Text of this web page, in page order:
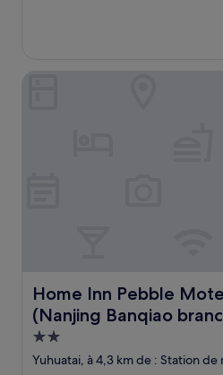
Home Inn Pebble
(Nanjing Banqiao
Home Inn Pebble Motel
Hébergement
2.0 étoiles
Yuhuatai, à 4,3 km de : Station
Home Inn Pebble Motel